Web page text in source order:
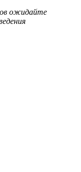
ожидайте